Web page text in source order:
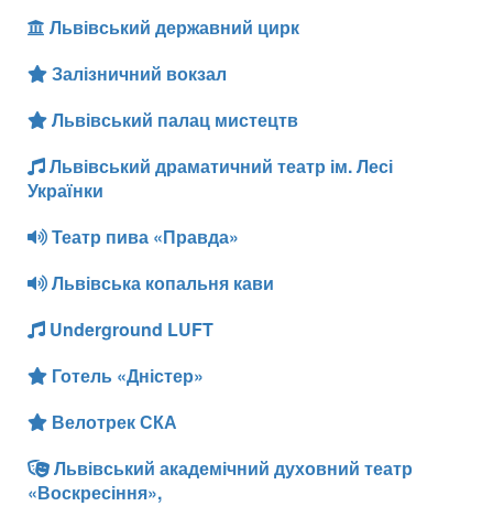
Львівський державний цирк
Залізничний вокзал
Львівський палац мистецтв
Львівський драматичний театр ім. Лесі
Українки
Театр пива «Правда»
Львівська копальня кави
Underground LUFT
Готель «Дністер»
Велотрек СКА
Львівський академічний духовний театр
«Воскресіння»,